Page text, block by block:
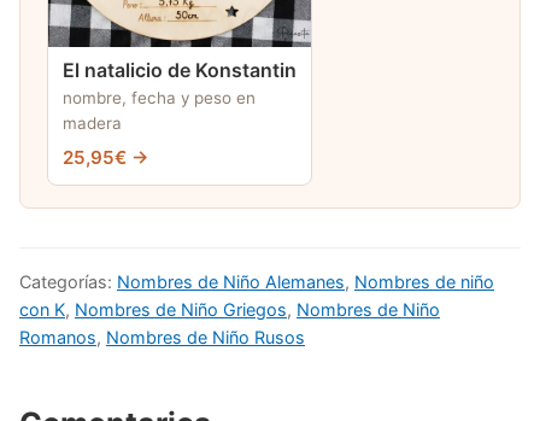
El natalicio de Konstantin
nombre, fecha y peso en
madera
25,95€ →
Categorías: Nombres de Niño Alemanes, Nombres de niño
con K, Nombres de Niño Griegos, Nombres de Niño
Romanos, Nombres de Niño Rusos